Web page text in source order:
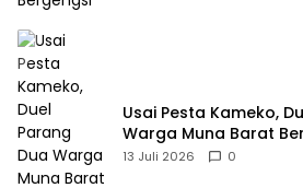
Usai Pesta Kameko,
Warga Muna Barat
13 Juli 2026 0